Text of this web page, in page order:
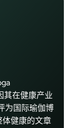
其在健康产业
为国际瑜伽博
健康的文章